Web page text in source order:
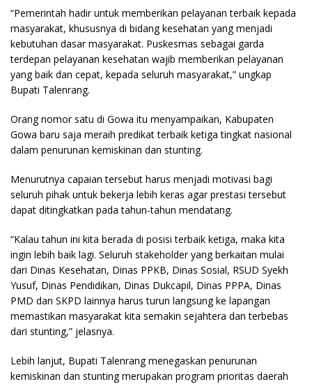
“Pemerintah hadir untuk memberikan pelayanan terbaik kepada
masyarakat, khususnya di bidang kesehatan yang menjadi
kebutuhan dasar masyarakat. Puskesmas sebagai garda
terdepan pelayanan kesehatan wajib memberikan pelayanan
yang baik dan cepat, kepada seluruh masyarakat,” ungkap
Bupati Talenrang.
Orang nomor satu di Gowa itu menyampaikan, Kabupaten
Gowa baru saja meraih predikat terbaik ketiga tingkat nasional
dalam penurunan kemiskinan dan stunting.
Menurutnya capaian tersebut harus menjadi motivasi bagi
seluruh pihak untuk bekerja lebih keras agar prestasi tersebut
dapat ditingkatkan pada tahun-tahun mendatang.
“Kalau tahun ini kita berada di posisi terbaik ketiga, maka kita
ingin lebih baik lagi. Seluruh stakeholder yang berkaitan mulai
dari Dinas Kesehatan, Dinas PPKB, Dinas Sosial, RSUD Syekh
Yusuf, Dinas Pendidikan, Dinas Dukcapil, Dinas PPPA, Dinas
PMD dan SKPD lainnya harus turun langsung ke lapangan
memastikan masyarakat kita semakin sejahtera dan terbebas
dari stunting,” jelasnya.
Lebih lanjut, Bupati Talenrang menegaskan penurunan
kemiskinan dan stunting merupakan program prioritas daerah